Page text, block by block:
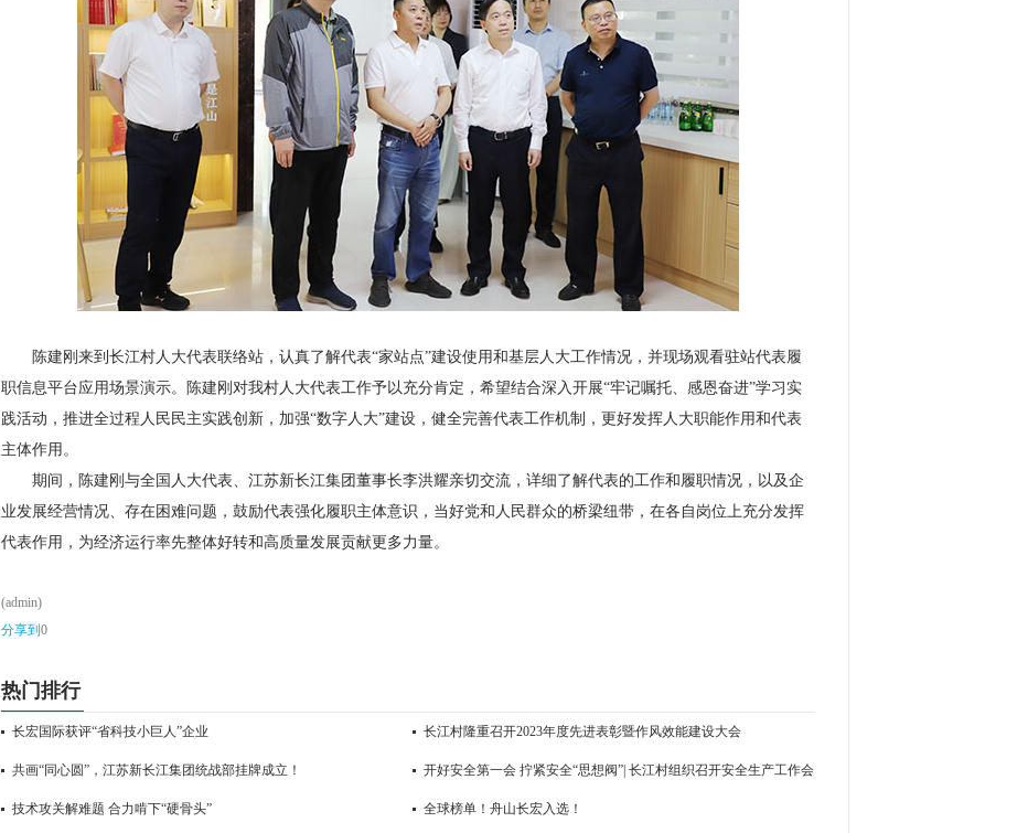
陈建刚来到长江村人大代表联络站，认真了解代表“家站点”建设使用和基层人大工作情况，并现场观看驻站代表履
职信息平台应用场景演示。陈建刚对我村人大代表工作予以充分肯定，希望结合深入开展“牢记嘱托、感恩奋进”学习实
践活动，推进全过程人民民主实践创新，加强“数字人大”建设，健全完善代表工作机制，更好发挥人大职能作用和代表
主体作用。
期间，陈建刚与全国人大代表、江苏新长江集团董事长李洪耀亲切交流，详细了解代表的工作和履职情况，以及企
业发展经营情况、存在困难问题，鼓励代表强化履职主体意识，当好党和人民群众的桥梁纽带，在各自岗位上充分发挥
代表作用，为经济运行率先整体好转和高质量发展贡献更多力量。
(admin)
分享到 0
热门排行
长宏国际获评“省科技小巨人”企业
共画“同心圆”，江苏新长江集团统战部挂牌成立！
技术攻关解难题 合力啃下“硬骨头”
长江村隆重召开2023年度先进表彰暨作风效能建设大会
开好安全第一会 拧紧安全“思想阀”| 长江村组织召开安全生产工作会
全球榜单！舟山长宏入选！